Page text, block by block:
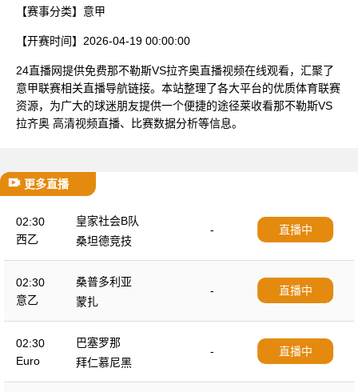
【赛事分类】 意甲
【开赛时间】 2026-04-19 00:00:00
24直播网提供免费那不勒斯VS拉齐奥直播视频在线观看，汇聚了
意甲联赛相关直播导航链接。本站整理了各大平台的优质体育联赛
资源，为广大的球迷朋友提供一个便捷的途径莱收看那不勒斯VS
拉齐奥 高清视频直播、比赛数据分析等信息。
更多直播
02:30
西乙
皇家社会B队
-
桑坦德竞技
直播中
02:30
意乙
桑普多利亚
-
蒙扎
直播中
02:30
Euro
巴塞罗那
-
拜仁慕尼黑
直播中